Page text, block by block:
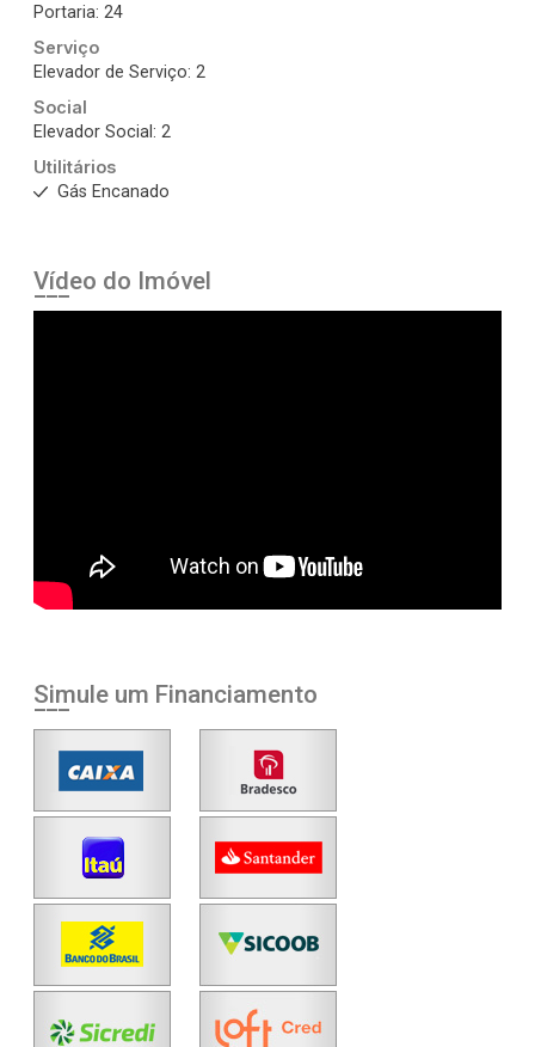
Portaria: 24
Serviço
Elevador de Serviço: 2
Social
Elevador Social: 2
Utilitários
Gás Encanado
Vídeo do Imóvel
Simule um Financiamento